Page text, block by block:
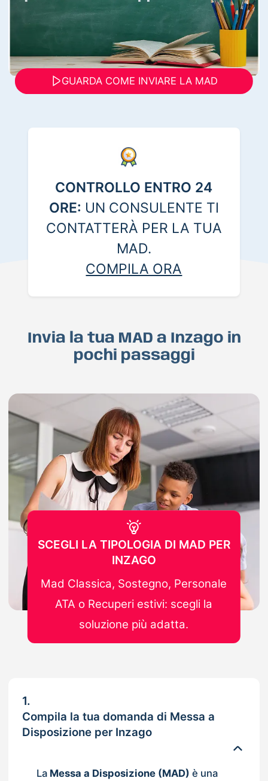
GUARDA COME INVIARE LA MAD
CONTROLLO ENTRO 24
ORE: UN CONSULENTE TI
CONTATTERÀ PER LA TUA
MAD.
COMPILA ORA
Invia la tua MAD a Inzago in
pochi passaggi
1.
Compila la tua domanda di Messa a
Disposizione per Inzago
La Messa a Disposizione (MAD) è una
SCEGLI LA TIPOLOGIA DI MAD PER
INZAGO
Mad Classica, Sostegno, Personale
ATA o Recuperi estivi: scegli la
soluzione più adatta.